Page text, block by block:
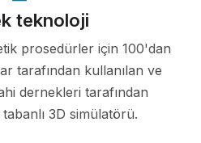
teknoloji
prosedürler için 100'dan
tarafından kullanılan ve
dernekleri tarafından
3D simülatörü.